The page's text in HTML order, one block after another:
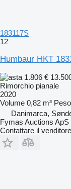
183117S
12
Humbaur HKT
1.806 €
Rimorchio pianale
2020
Volume 0,82 m³
Danimarca,
Fymas Auctions
Contattare il venditore